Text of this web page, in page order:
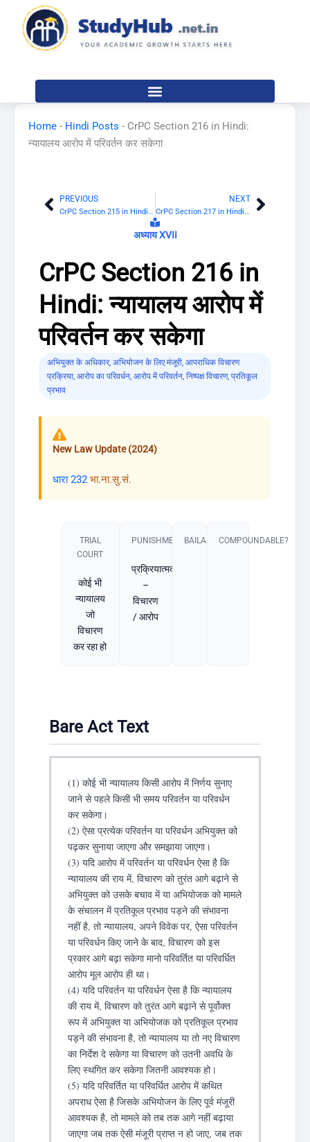
content
Home - Hindi Posts - CrPC Section 216 in Hindi:
न्यायालय आरोप में परिवर्तन कर सकेगा
Prev
PREVIOUS
CrPC Section 215 in Hindi: त्रुटियों का प्रभाव
NEXT
CrPC Section 217 in Hindi: जब आरोप परिवर्तित किया जाए तब साक्षियों को वापस बुलाना Next
अध्याय XVII
CrPC Section 216 in
Hindi: न्यायालय आरोप में
परिवर्तन कर सकेगा
अभियुक्त के अधिकार, अभियोजन के लिए मंजूरी, आपराधिक विचारण
प्रक्रिया, आरोप का परिवर्धन, आरोप में परिवर्तन, निष्पक्ष विचारण, प्रतिकूल
प्रभाव
New Law Update (2024)
धारा 232 भा.ना.सु.सं.
TRIAL
COURT
कोई भी
न्यायालय
जो
विचारण
कर रहा हो
PUNISHMENT​
प्रक्रियात्मक
–
विचारण
/ आरोप
BAILABLE?COMPOUNDABLE?
Bare Act Text
(1) कोई भी न्यायालय किसी आरोप में निर्णय सुनाए
जाने से पहले किसी भी समय परिवर्तन या परिवर्धन
कर सकेगा।
(2) ऐसा प्रत्येक परिवर्तन या परिवर्धन अभियुक्त को
पढ़कर सुनाया जाएगा और समझाया जाएगा।
(3) यदि आरोप में परिवर्तन या परिवर्धन ऐसा है कि
न्यायालय की राय में, विचारण को तुरंत आगे बढ़ाने से
अभियुक्त को उसके बचाव में या अभियोजक को मामले
के संचालन में प्रतिकूल प्रभाव पड़ने की संभावना
नहीं है, तो न्यायालय, अपने विवेक पर, ऐसा परिवर्तन
या परिवर्धन किए जाने के बाद, विचारण को इस
प्रकार आगे बढ़ा सकेगा मानो परिवर्तित या परिवर्धित
आरोप मूल आरोप ही था।
(4) यदि परिवर्तन या परिवर्धन ऐसा है कि न्यायालय
की राय में, विचारण को तुरंत आगे बढ़ाने से पूर्वोक्त
रूप में अभियुक्त या अभियोजक को प्रतिकूल प्रभाव
पड़ने की संभावना है, तो न्यायालय या तो नए विचारण
का निर्देश दे सकेगा या विचारण को उतनी अवधि के
लिए स्थगित कर सकेगा जितनी आवश्यक हो।
(5) यदि परिवर्तित या परिवर्धित आरोप में कथित
अपराध ऐसा है जिसके अभियोजन के लिए पूर्व मंजूरी
आवश्यक है, तो मामले को तब तक आगे नहीं बढ़ाया
जाएगा जब तक ऐसी मंजूरी प्राप्त न हो जाए, जब तक